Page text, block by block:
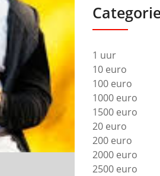
1 uur
10 euro
100 euro
1000 euro
1500 euro
20 euro
200 euro
2000 euro
2500 euro